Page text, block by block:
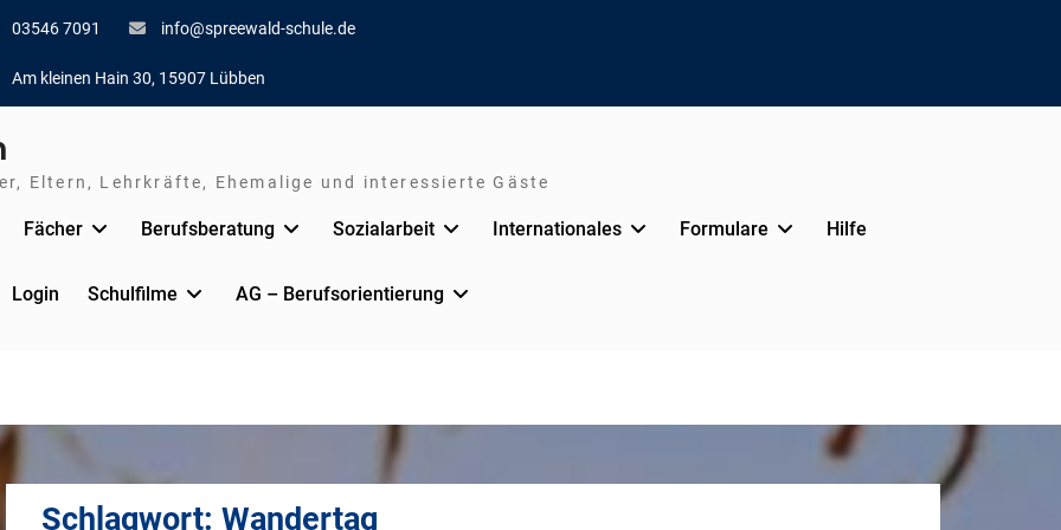
03546 7091 info@spreewald-schule.de
Am kleinen Hain 30, 15907 Lübben
Eltern, Lehrkräfte, Ehemalige und interessierte Gäste
Fächer Berufsberatung Sozialarbeit Internationales Formulare Hilfe
Login Schulfilme AG – Berufsorientierung
Schlagwort: Wandertag